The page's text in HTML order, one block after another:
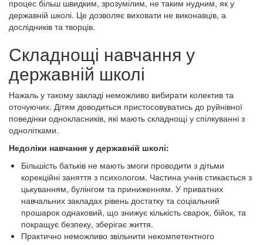
процес більш швидким, зрозумілим, не таким нудним, як у
державній школі. Це дозволяє виховати не виконавців, а
дослідників та творців.
Складнощі навчання у
державній школі
Нажаль у такому закладі неможливо вибирати колектив та
оточуючих. Дітям доводиться пристосовуватись до руйнівної
поведінки однокласників, які мають складнощі у спілкуванні з
однолітками.
Недоліки навчання у державній школі:
Більшість батьків не мають змоги проводити з дітьми
корекційні заняття з психологом. Частина учнів стикається з
цькуванням, булінгом та приниженням. У приватних
навчальних закладах рівень достатку та соціальний
прошарок однаковий, що знижує кількість сварок, бійок, та
покращує безпеку, зберігає життя.
Практично неможливо звільнити некомпетентного